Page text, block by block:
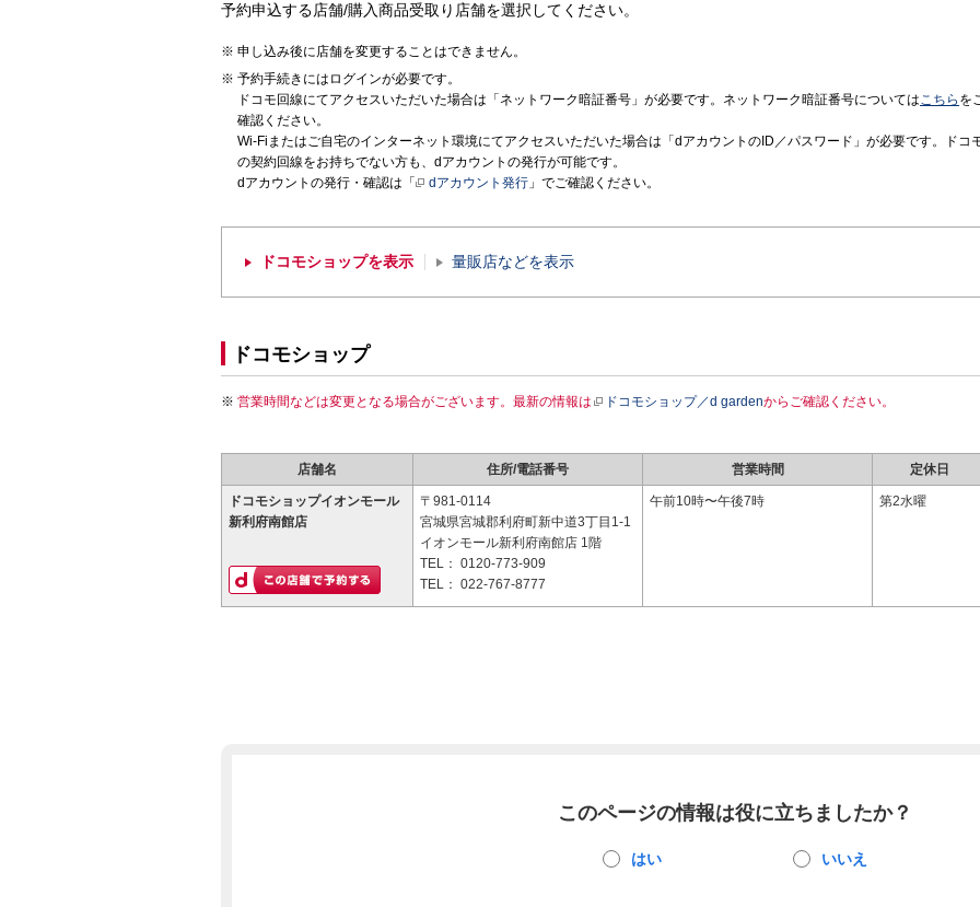
予約申込する店舗/購入商品受取り店舗を選択してください。
申し込み後に店舗を変更することはできません。
予約手続きにはログインが必要です。
ドコモ回線にてアクセスいただいた場合は「ネットワーク暗証番号」が必要です。ネットワーク暗証番号についてはこちら を
確認ください。
Wi-Fiまたはご自宅のインターネット環境にてアクセスいただいた場合は「dアカウントのID／パスワード」が必要です。ドコ
の契約回線をお持ちでない方も、dアカウントの発行が可能です。
dアカウントの発行・確認は「
dアカウント発行 」でご確認ください。
ドコモショップを表示 量販店などを表示
ドコモショップ
営業時間などは変更となる場合がございます。最新の情報は ドコモショップ／d gardenからご確認ください。
店舗名 住所/電話番号 営業時間 定休日
ドコモショップイオンモール
新利府南館店
〒981-0114
宮城県宮城郡利府町新中道3丁目1-1
イオンモール新利府南館店 1階
TEL： 0120-773-909
TEL： 022-767-8777
午前10時〜午後7時 第2水曜
このページの情報は役に立ちましたか？
はい いいえ